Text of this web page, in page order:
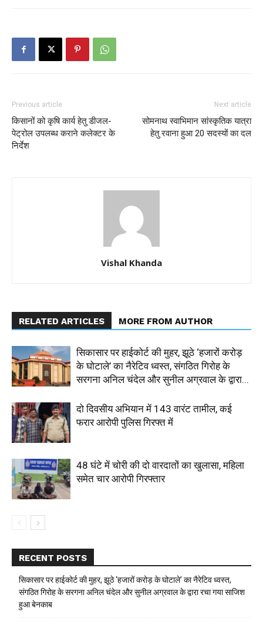
Previous article
किसानों को कृषि कार्य हेतु डीजल-
पेट्रोल उपलब्ध कराने कलेक्टर के
निर्देश
Next article
सोमनाथ स्वाभिमान सांस्कृतिक यात्रा
हेतु रवाना हुआ 20 सदस्यों का दल
Vishal Khanda
RELATED ARTICLES MORE FROM AUTHOR
सिकासार पर हाईकोर्ट की मुहर, झूठे ‘हजारों करोड़
के घोटाले’ का नैरेटिव ध्वस्त, संगठित गिरोह के
सरगना अनिल चंदेल और सुनील अग्रवाल के द्वारा...
दो दिवसीय अभियान में 143 वारंट तामील, कई
फरार आरोपी पुलिस गिरफ्त में
48 घंटे में चोरी की दो वारदातों का खुलासा, महिला
समेत चार आरोपी गिरफ्तार
RECENT POSTS
सिकासार पर हाईकोर्ट की मुहर, झूठे ‘हजारों करोड़ के घोटाले’ का नैरेटिव ध्वस्त,
संगठित गिरोह के सरगना अनिल चंदेल और सुनील अग्रवाल के द्वारा रचा गया साजिश
हुआ बेनकाब